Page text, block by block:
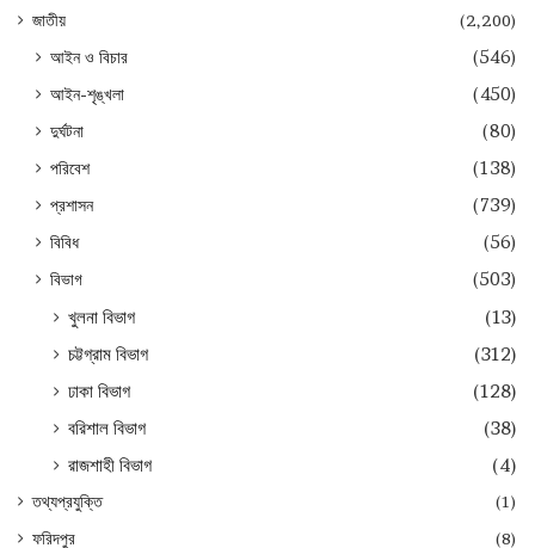
জাতীয় (2,200)
আইন ও বিচার
(546)
আইন-শৃঙ্খলা
(450)
দুর্ঘটনা
(80)
পরিবেশ
(138)
প্রশাসন
(739)
বিবিধ
(56)
বিভাগ
(503)
খুলনা বিভাগ
(13)
চট্টগ্রাম বিভাগ
(312)
ঢাকা বিভাগ
(128)
বরিশাল বিভাগ
(38)
রাজশাহী বিভাগ
(4)
তথ্যপ্রযুক্তি
(1)
ফরিদপুর
(8)